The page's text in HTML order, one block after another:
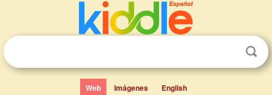
Web Imágenes English